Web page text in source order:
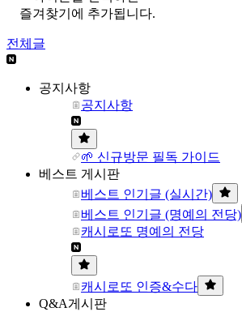
즐겨찾기에 추가됩니다.
전체글
공지사항
공지사항
🌱 신규방문 필독 가이드
베스트 게시판
베스트 인기글 (실시간)
베스트 인기글 (명예의 전당)
캐시로또 명예의 전당
캐시로또 인증&수다
Q&A게시판